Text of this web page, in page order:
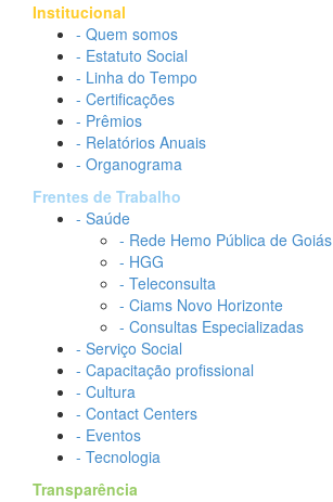
Institucional
- Quem somos
- Estatuto Social
- Linha do Tempo
- Certificações
- Prêmios
- Relatórios Anuais
- Organograma
Frentes de Trabalho
- Saúde
- Rede Hemo Pública de Goiás
- HGG
- Teleconsulta
- Ciams Novo Horizonte
- Consultas Especializadas
- Serviço Social
- Capacitação profissional
- Cultura
- Contact Centers
- Eventos
- Tecnologia
Transparência